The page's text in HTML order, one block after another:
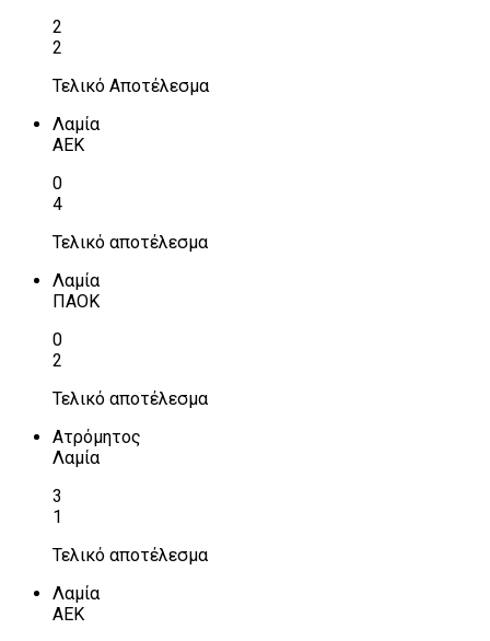
2
2
Τελικό Αποτέλεσμα
Λαμία
ΑΕΚ
0
4
Τελικό αποτέλεσμα
Λαμία
ΠΑΟΚ
0
2
Τελικό αποτέλεσμα
Ατρόμητος
Λαμία
3
1
Τελικό αποτέλεσμα
Λαμία
ΑΕΚ